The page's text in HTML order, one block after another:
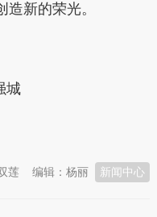
新的荣光。
城
新闻中心
编辑：杨丽
莲